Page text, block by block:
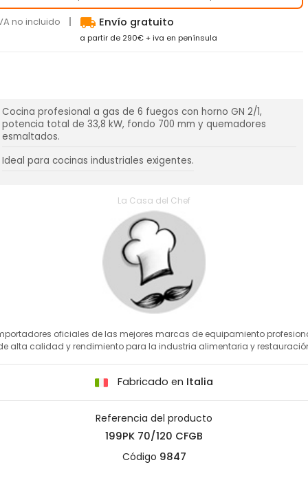
no incluido local_shipping Envío gratuito
a partir de 290€ + iva en península
Cocina profesional a gas de 6 fuegos con horno GN 2/1,
potencia total de 33,8 kW, fondo 700 mm y quemadores
esmaltados.
Ideal para cocinas industriales exigentes.
La Casa del Chef
oficiales de las mejores marcas de equipamiento
alta calidad y rendimiento para la industria alimentaria y
Fabricado en Italia
Referencia del producto
199PK 70/120 CFGB
Código 9847